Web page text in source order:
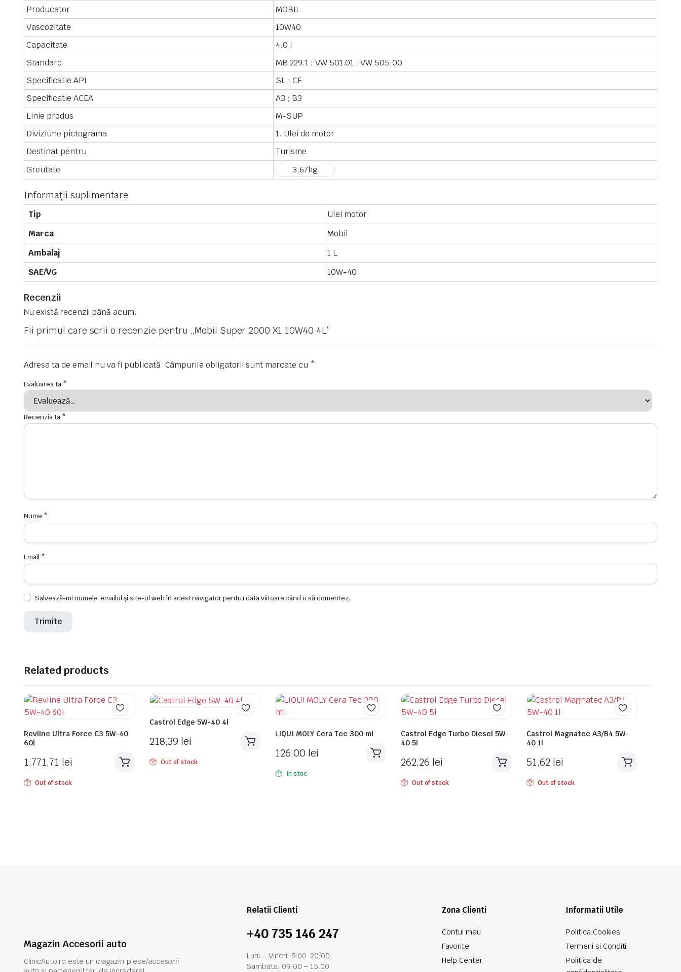
Producator
MOBIL
Vascozitate
10W40
Capacitate
4.0 l
Standard
MB 229.1 ; VW 501.01 ; VW 505.00
Specificatie API
SL ; CF
Specificatie ACEA
A3 ; B3
Linie produs
M-SUP
Diviziune pictograma
1. Ulei de motor
Destinat pentru
Turisme
Greutate
3,67kg
Informații suplimentare
Tip
Ulei motor
Marca
Mobil
Ambalaj
1 L
SAE/VG
10W-40
Recenzii
Nu există recenzii până acum.
Fii primul care scrii o recenzie pentru „Mobil Super 2000 X1 10W40 4L”
Adresa ta de email nu va fi publicată. Câmpurile obligatorii sunt marcate cu *
Evaluarea ta *
Recenzia ta *
Nume *
Email *
Salvează-mi numele, emailul și site-ul web în acest navigator pentru data viitoare când o să comentez.
Related products
Revline Ultra Force C3 5W-40
60l
1.771,71 lei
Out of stock
Castrol Edge 5W-40 4l
218,39 lei
Out of stock
LIQUI MOLY Cera Tec 300 ml
126,00 lei
In stoc
Castrol Edge Turbo Diesel 5W-
40 5l
262,26 lei
Out of stock
Castrol Magnatec A3/B4 5W-
40 1l
51,62 lei
Out of stock
Magazin Accesorii auto
ClinicAuto.ro este unmagazin piese/accesorii
Relatii Clienti
+40 735 146 247
Luni – Vineri: 9:00-20:00
Sambata: 09:00 – 15:00
Zona Clienti
Contul meu
Favorite
Help Center
Informatii Utile
Politica Cookies
Termeni si Conditii
Politica de